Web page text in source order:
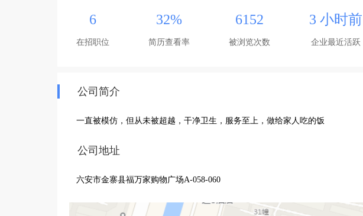
6
在招职位
32%
简历查看率
6152
被浏览次数
3 小时前
企业最近活跃
公司简介
一直被模仿，但从未被超越，干净卫生，服务至上，做给家人吃的饭
公司地址
六安市金寨县福万家购物广场A-058-060